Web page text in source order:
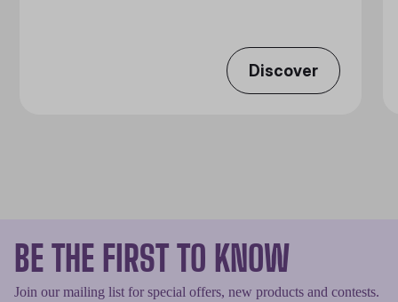
Discover
BE THE FIRST TO KNOW
Join our mailing list for special offers, new products and contests.